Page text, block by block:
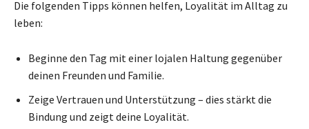
Die folgenden Tipps können helfen, Loyalität im Alltag zu
leben:
Beginne den Tag mit einer lojalen Haltung gegenüber
deinen Freunden und Familie.
Zeige Vertrauen und Unterstützung – dies stärkt die
Bindung und zeigt deine Loyalität.